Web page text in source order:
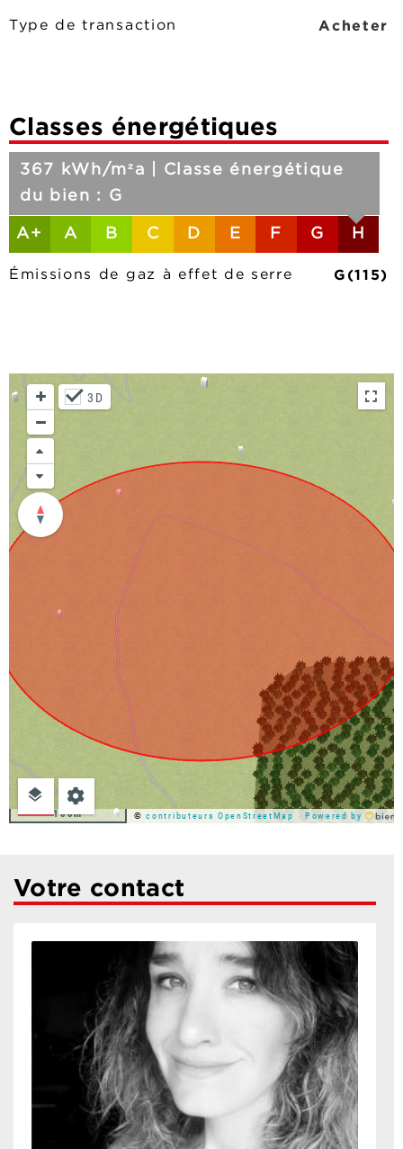
Type de transaction Acheter
Classes énergétiques
A+ A B C D E F
367 kWh/m²a | Classe énergétique
du bien : G
G H
Émissions de gaz à effet de serre G(115)
3D
100m ©contributeurs OpenStreetMap Powered by
Votre contact